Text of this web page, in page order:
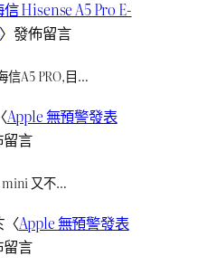
Hisense A5 Pro E-
〉發佈留言
信A5 PRO,目…
Apple 無預警發表
言
mini 又不…
〈Apple 無預警發表
言